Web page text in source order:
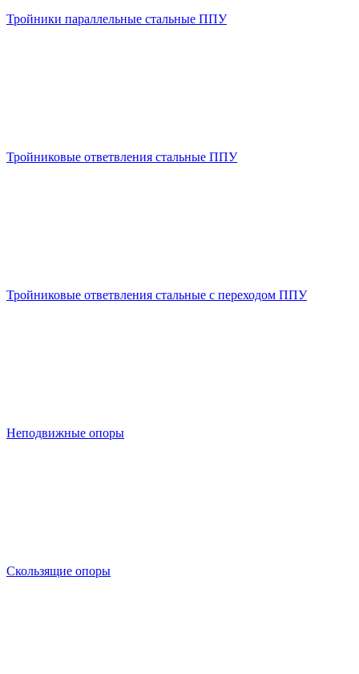
Тройники параллельные стальные ППУ
Тройниковые ответвления стальные ППУ
Тройниковые ответвления стальные с переходом ППУ
Неподвижные опоры
Скользящие опоры